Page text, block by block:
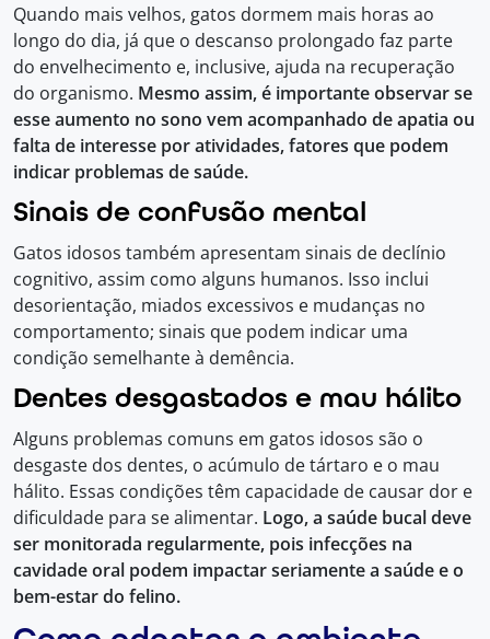
Quando mais velhos, gatos dormem mais horas ao
longo do dia, já que o descanso prolongado faz parte
do envelhecimento e, inclusive, ajuda na recuperação
do organismo. Mesmo assim, é importante observar se
esse aumento no sono vem acompanhado de apatia ou
falta de interesse por atividades, fatores que podem
indicar problemas de saúde.
Sinais de confusão mental
Gatos idosos também apresentam sinais de declínio
cognitivo, assim como alguns humanos. Isso inclui
desorientação, miados excessivos e mudanças no
comportamento; sinais que podem indicar uma
condição semelhante à demência.
Dentes desgastados e mau hálito
Alguns problemas comuns em gatos idosos são o
desgaste dos dentes, o acúmulo de tártaro e o mau
hálito. Essas condições têm capacidade de causar dor e
dificuldade para se alimentar. Logo, a saúde bucal deve
ser monitorada regularmente, pois infecções na
cavidade oral podem impactar seriamente a saúde e o
bem-estar do felino.